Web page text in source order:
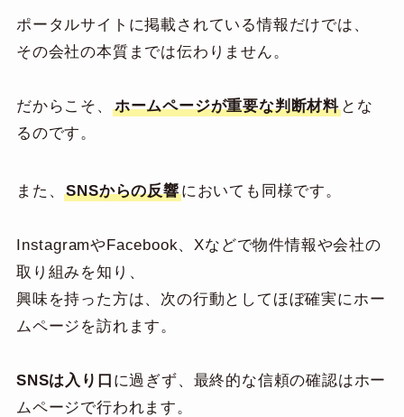
ポータルサイトに掲載されている情報だけでは、
その会社の本質までは伝わりません。
だからこそ、 ホームページが重要な判断材料 とな
るのです。
また、SNSからの反響においても同様です。
InstagramやFacebook、Xなどで物件情報や会社の
取り組みを知り、
興味を持った方は、次の行動としてほぼ確実にホー
ムページを訪れます。
SNSは入り口 に過ぎず、最終的な信頼の確認はホー
ムページで行われます。